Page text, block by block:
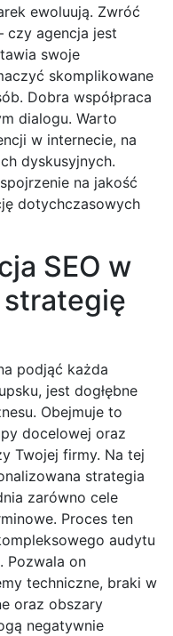
ewoluują. Zwróć
czy agencja jest
swoje
skomplikowane
Dobra współpraca
dialogu. Warto
w internecie, na
dyskusyjnych.
na jakość
dotychczasowych
SEO w
strategię
podjąć każda
jest dogłębne
Obejmuje to
docelowej oraz
Twojej firmy. Na tej
strategia
zarówno cele
Proces ten
audytu
Pozwala on
techniczne, braki w
oraz obszary
negatywnie